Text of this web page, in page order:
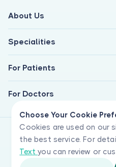
Choose Your Cookie
Cookies are used on our
the best service. For
Textyou can review or
About Us
Specialities
For Patients
For Doctors